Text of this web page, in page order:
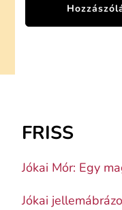
FRISS
Jókai Mór: Egy
Jókai